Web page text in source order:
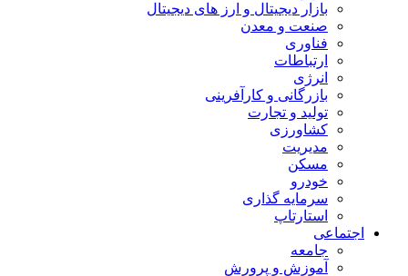
بازار دیجیتال و ارز های دیجیتال
صنعت و معدن
فناوری
ارتباطات
انرژی
بازرگانی و کارآفرینی
تولید و تجارت
کشاورزی
مدیریت
مسکن
خودرو
سرمایه گذاری
استارتاپ
اجتماعی
جامعه
آموزش و پرورش